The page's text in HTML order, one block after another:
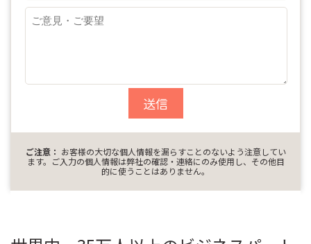
位置追跡
送信
ご注意： お客様の大切な個人情報を漏らすことのないよう注意してい
ます。ご入力の個人情報は弊社の確認・連絡にのみ使用し、その他目
的に使うことはありません。